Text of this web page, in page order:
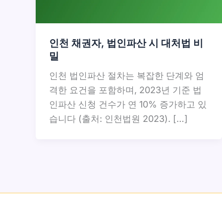
인천 채권자, 법인파산 시 대처법 비
밀
인천 법인파산 절차는 복잡한 단계와 엄
격한 요건을 포함하며, 2023년 기준 법
인파산 신청 건수가 연 10% 증가하고 있
습니다 (출처: 인천법원 2023). […]